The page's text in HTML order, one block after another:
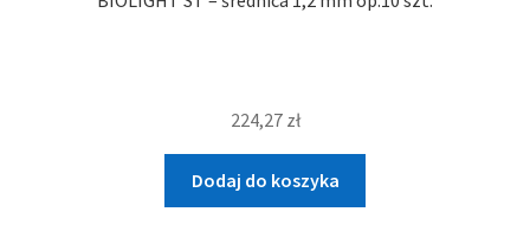
224,27 zł
Dodaj do koszyka